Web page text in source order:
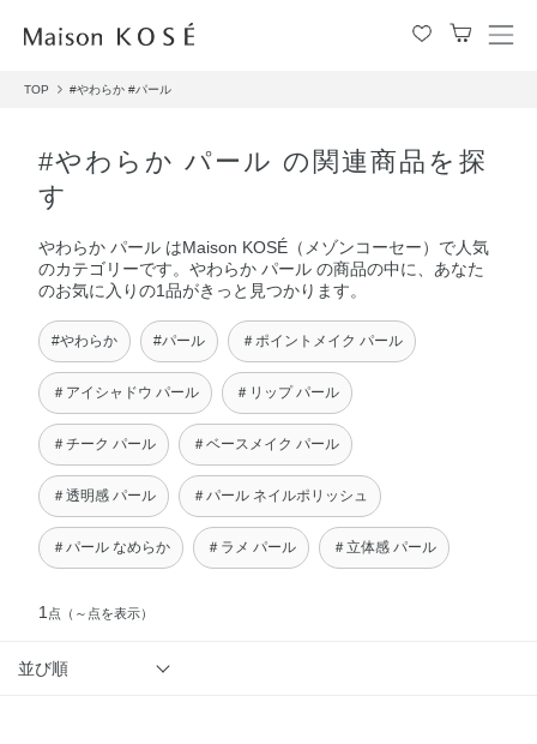
メ
TOP #やわらか #パール
#やわらか パール の関連商品を探
す
やわらか パール はMaison KOSÉ（メゾンコーセー）で人気
のカテゴリーです。やわらか パール の商品の中に、あなた
のお気に入りの1品がきっと見つかります。
#やわらか #パール ＃ポイントメイク パール
＃アイシャドウ パール ＃リップ パール
＃チーク パール ＃ベースメイク パール
＃透明感 パール ＃パール ネイルポリッシュ
＃パール なめらか ＃ラメ パール ＃立体感 パール
1 点 （～点を表示）
並び順